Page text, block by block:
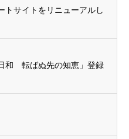
トサイトをリニューアルし
和 転ばぬ先の知恵」登録